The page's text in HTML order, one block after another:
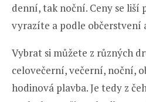
denní, tak noční. Ceny se liší
vyrazíte a podle občerstvení
Vybrat si můžete z různých
celovečerní, večerní, noční,
hodinová plavba. Je tedy z